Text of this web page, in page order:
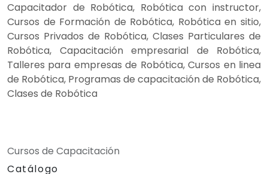
Capacitador de Robótica, Robótica con instructor,
Cursos de Formación de Robótica, Robótica en sitio,
Cursos Privados de Robótica, Clases Particulares de
Robótica, Capacitación empresarial de Robótica,
Talleres para empresas de Robótica, Cursos en linea
de Robótica, Programas de capacitación de Robótica,
Clases de Robótica
Cursos de Capacitación
Catálogo